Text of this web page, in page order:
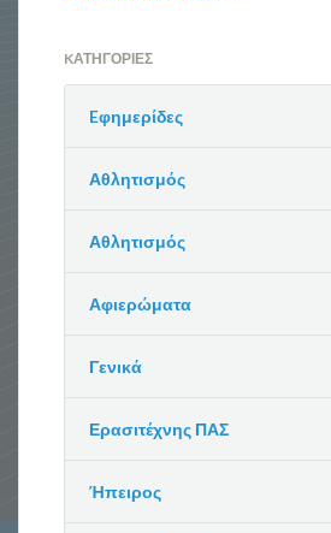
KΑΤΗΓΟΡΊΕΣ
Eφημερίδες
Αθλητισμός
Αθλητισμός
Αφιερώματα
Γενικά
Ερασιτέχνης ΠΑΣ
Ήπειρος